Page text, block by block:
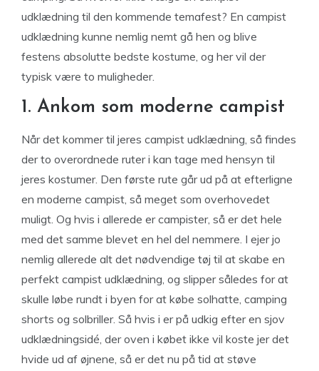
udklædning til den kommende temafest? En campist
udklædning kunne nemlig nemt gå hen og blive
festens absolutte bedste kostume, og her vil der
typisk være to muligheder.
1. Ankom som moderne campist
Når det kommer til jeres campist udklædning, så findes
der to overordnede ruter i kan tage med hensyn til
jeres kostumer. Den første rute går ud på at efterligne
en moderne campist, så meget som overhovedet
muligt. Og hvis i allerede er campister, så er det hele
med det samme blevet en hel del nemmere. I ejer jo
nemlig allerede alt det nødvendige tøj til at skabe en
perfekt campist udklædning, og slipper således for at
skulle løbe rundt i byen for at købe solhatte, camping
shorts og solbriller. Så hvis i er på udkig efter en sjov
udklædningsidé, der oven i købet ikke vil koste jer det
hvide ud af øjnene, så er det nu på tid at støve